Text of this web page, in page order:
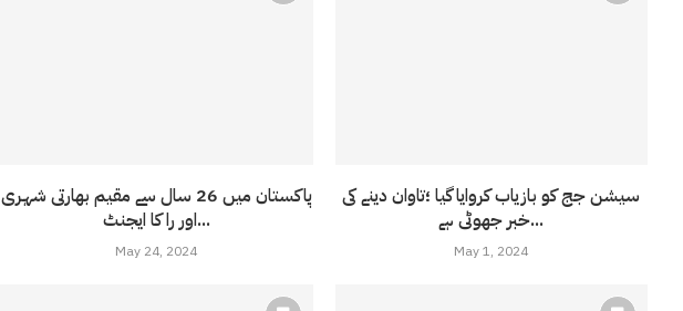
پاکستان میں 26 سال سے مقیم بھارتی شہری
اور را کا ایجنٹ...
May 24, 2024
سیشن جج کو بازیاب کروایا گیا ؛تاوان دینے کی
خبر جھوٹی ہے...
May 1, 2024